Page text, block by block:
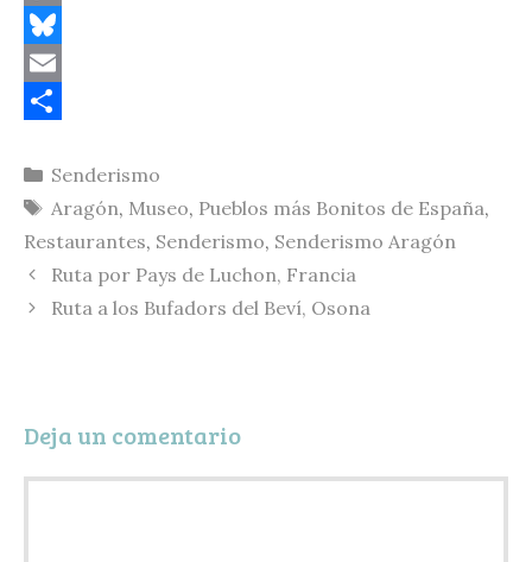
C
o
p
L
i
n
B
e
s
k
E
a
i
l
o
m
p
r
Categorías
Senderismo
Etiquetas
Aragón, Museo, Pueblos más Bonitos de España,
Restaurantes, Senderismo, Senderismo Aragón
Ruta por Pays de Luchon, Francia
Ruta a los Bufadors del Beví, Osona
Deja un comentario